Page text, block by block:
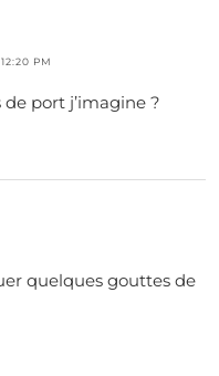
PM
de port j’imagine ?
quelques gouttes de